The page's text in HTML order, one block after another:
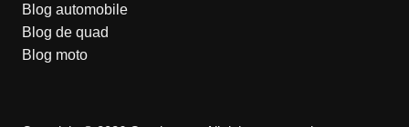
Blog automobile
Blog de quad
Blog moto